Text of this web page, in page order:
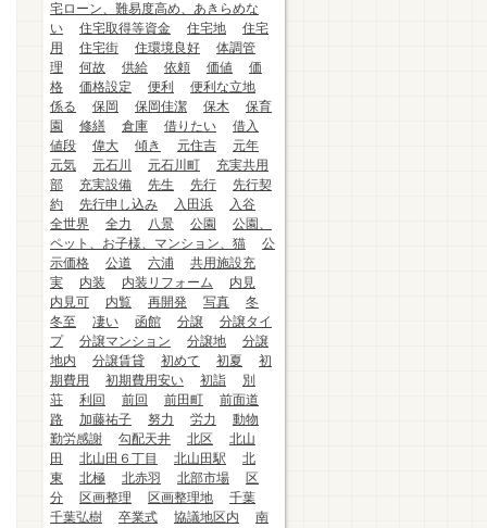
宅ローン、難易度高め、あきらめな
い
住宅取得等資金 住宅地
住宅
用
住宅街 住環境良好
体調管
理
何故 供給 依頼 価値
価
格
価格設定 便利
便利な立地
係る
保岡 保岡佳潔 保木
保育
園
修繕 倉庫 借りたい
借入
値段
偉大 傾き 元住吉
元年
元気
元石川 元石川町
充実共用
部
充実設備 先生 先行
先行契
約
先行申し込み 入田浜
入谷
全世界
全力 八景 公園
公園、
ペット、お子様、マンション、猫
公
示価格
公道 六浦
共用施設充
実
内装 内装リフォーム
内見
内見可
内覧 再開発 写真
冬
冬至
凄い 函館 分譲
分譲タイ
プ
分譲マンション 分譲地
分譲
地内
分譲賃貸 初めて 初夏
初
期費用
初期費用安い 初詣
別
荘
利回 前回 前田町
前面道
路
加藤祐子 努力 労力
動物
勤労感謝
勾配天井 北区
北山
田
北山田６丁目 北山田駅
北
東
北極 北赤羽 北部市場
区
分
区画整理 区画整理地
千葉
千葉弘樹
卒業式 協議地区内
南